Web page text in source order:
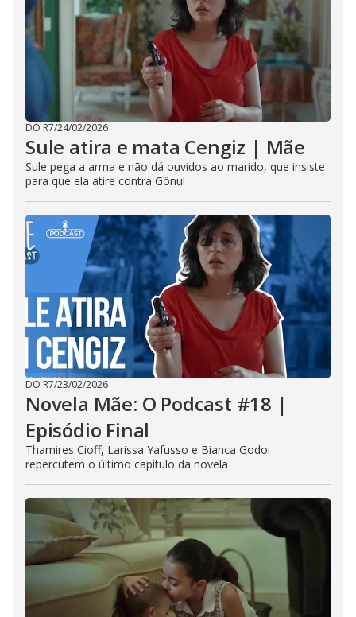
DO R7/24/02/2026
Sule atira e mata Cengiz | Mãe
Sule pega a arma e não dá ouvidos ao marido, que insiste
para que ela atire contra Gönul
DO R7/23/02/2026
Novela Mãe: O Podcast #18 |
Episódio Final
Thamires Cioff, Larissa Yafusso e Bianca Godoi
repercutem o último capítulo da novela